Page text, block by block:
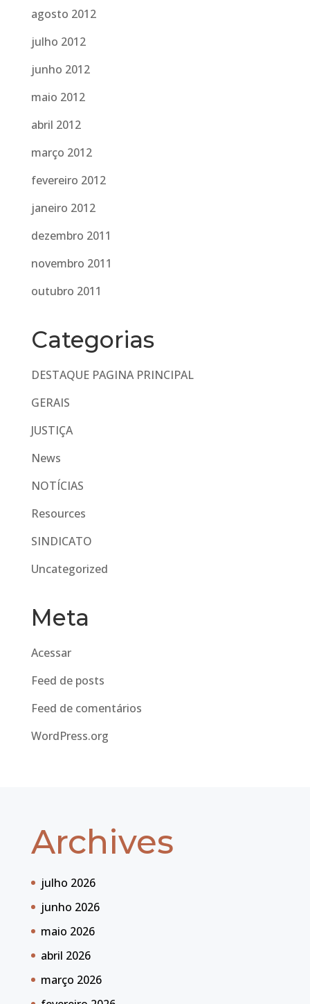
agosto 2012
julho 2012
junho 2012
maio 2012
abril 2012
março 2012
fevereiro 2012
janeiro 2012
dezembro 2011
novembro 2011
outubro 2011
Categorias
DESTAQUE PAGINA PRINCIPAL
GERAIS
JUSTIÇA
News
NOTÍCIAS
Resources
SINDICATO
Uncategorized
Meta
Acessar
Feed de posts
Feed de comentários
WordPress.org
Archives
julho 2026
junho 2026
maio 2026
abril 2026
março 2026